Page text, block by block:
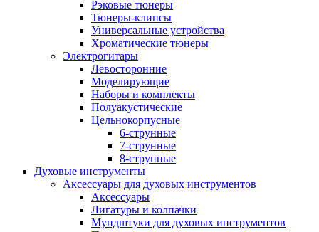
Рэковые тюнеры
Тюнеры-клипсы
Универсальные устройства
Хроматические тюнеры
Электрогитары
Левосторонние
Моделирующие
Наборы и комплекты
Полуакустические
Цельнокорпусные
6-струнные
7-струнные
8-струнные
Духовые инструменты
Аксессуары для духовых инструментов
Аксессуары
Лигатуры и колпачки
Мундштуки для духовых инструментов